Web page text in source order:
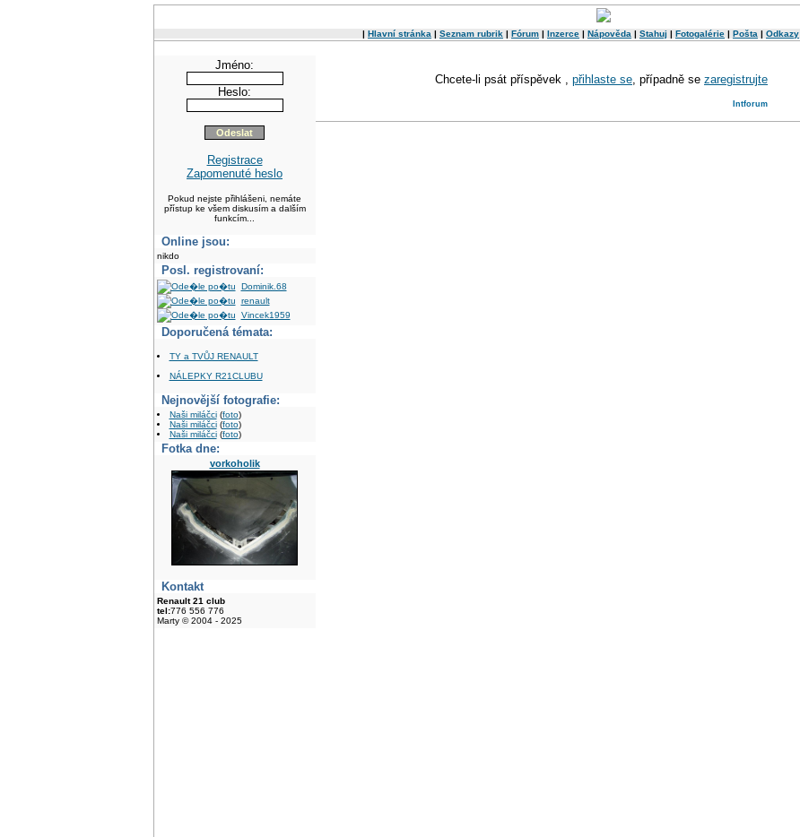
| Hlavní stránka | Seznam rubrik | Fórum | Inzerce | Nápověda | Stahuj | Fotogalérie | Pošta | Odkazy
Jméno:
Heslo:
Registrace
Zapomenuté heslo
Pokud nejste přihlášeni, nemáte
přístup ke všem diskusím a dalším
funkcím...
Online jsou:
nikdo
Posl. registrovaní:
Dominik.68
renault
Vincek1959
Doporučená témata:
TY a TVŮJ RENAULT
NÁLEPKY R21CLUBU
Nejnovější fotografie:
Naši miláčci(foto)
Naši miláčci(foto)
Naši miláčci(foto)
Fotka dne:
vorkoholik
Kontakt
Renault 21 club
tel:776 556 776
Marty © 2004 - 2025
Chcete-li psát příspěvek , přihlaste se, případně se zaregistrujte
Intforum